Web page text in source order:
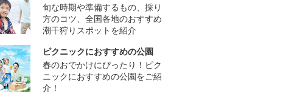
旬な時期や準備するもの、採り
方のコツ、全国各地のおすすめ
潮干狩りスポットを紹介
ピクニックにおすすめの公園
春のおでかけにぴったり！ピク
ニックにおすすめの公園をご紹
介！